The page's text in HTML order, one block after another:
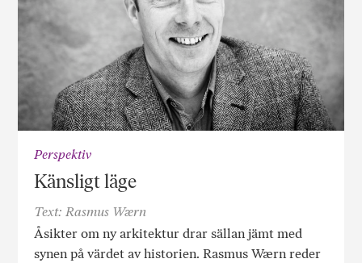
Perspektiv
Känsligt läge
Text: Rasmus Wærn
Åsikter om ny arkitektur drar sällan jämt med
synen på värdet av historien. Rasmus Wærn reder